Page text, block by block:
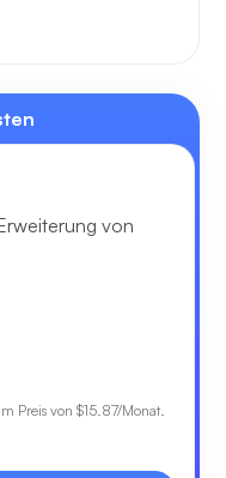
von
Preis von $15.87/Monat.